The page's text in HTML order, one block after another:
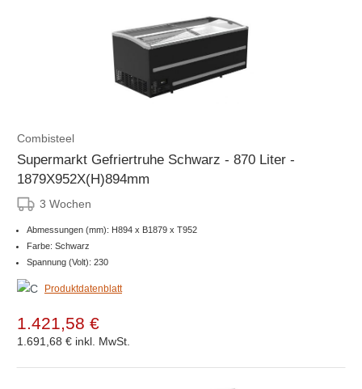
Combisteel
Supermarkt Gefriertruhe Schwarz - 870 Liter -
1879X952X(H)894mm
3 Wochen
Abmessungen (mm): H894 x B1879 x T952
Farbe: Schwarz
Spannung (Volt): 230
Produktdatenblatt
1.421,58 €
1.691,68 € inkl. MwSt.